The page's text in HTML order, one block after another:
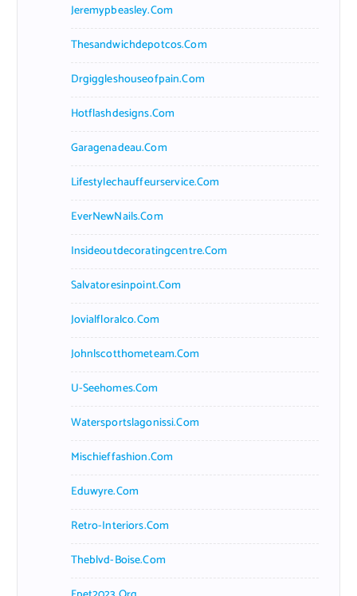
Jeremypbeasley.com
Thesandwichdepotcos.com
Drgiggleshouseofpain.com
Hotflashdesigns.com
Garagenadeau.com
Lifestylechauffeurservice.com
EverNewNails.com
Insideoutdecoratingcentre.com
Salvatoresinpoint.com
Jovialfloralco.com
Johnlscotthometeam.com
U-Seehomes.com
Watersportslagonissi.com
Mischieffashion.com
Eduwyre.com
Retro-Interiors.com
Theblvd-Boise.com